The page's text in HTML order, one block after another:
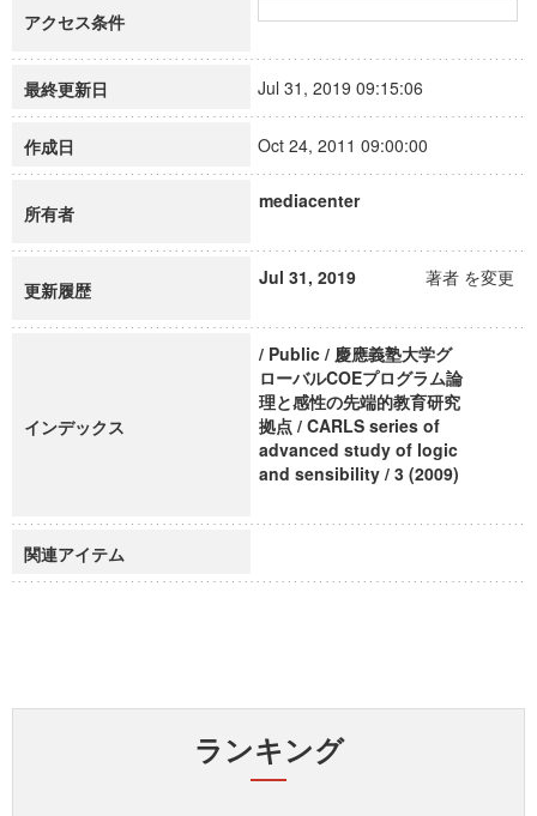
アクセス条件
最終更新日 Jul 31, 2019 09:15:06
作成日 Oct 24, 2011 09:00:00
所有者
mediacenter
更新履歴
Jul 31, 2019 著者 を変更
インデックス
/ Public / 慶應義塾大学グ
ローバルCOEプログラム論
理と感性の先端的教育研究
拠点 / CARLS series of
advanced study of logic
and sensibility / 3 (2009)
関連アイテム
ランキング